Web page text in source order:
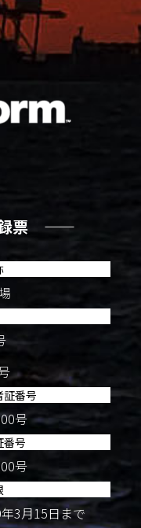
――
証番号
号
番号
号
3月15日まで